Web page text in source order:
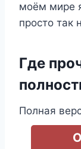
моём мире
просто так
Где
Полная